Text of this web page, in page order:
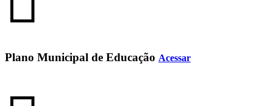
Plano Municipal de Educação Acessar